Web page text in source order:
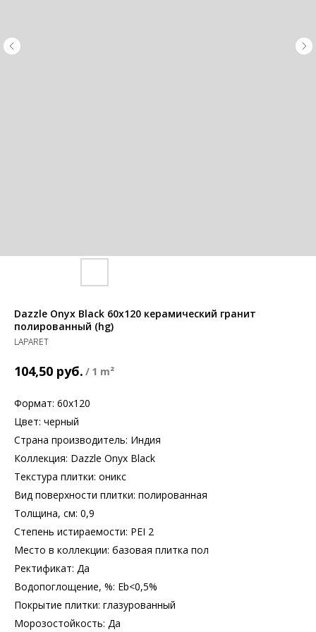
Dazzle Onyx Black 60x120 керамический гранит
полированный (hg)
LAPARET
104,50 руб. / 1 m²
Формат: 60х120
Цвет: черный
Страна производитель: Индия
Коллекция: Dazzle Onyx Black
Текстура плитки: оникс
Вид поверхности плитки: полированная
Толщина, см: 0,9
Степень истираемости: PEI 2
Место в коллекции: базовая плитка пол
Ректификат: Да
Водопоглощение, %: Еb<0,5%
Покрытие плитки: глазурованный
Морозостойкость: Да